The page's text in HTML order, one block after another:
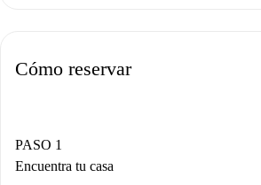
Cómo reservar
PASO 1
Encuentra tu casa